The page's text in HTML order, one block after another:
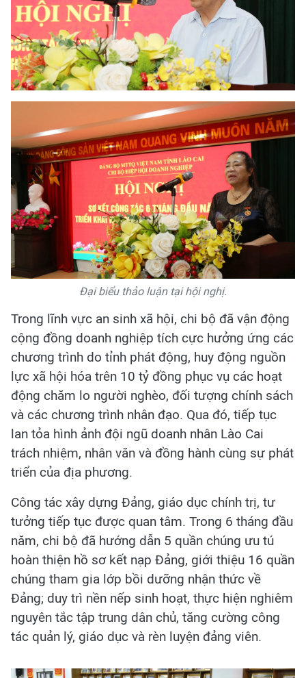
Đại biểu thảo luận tại hội nghị.
Trong lĩnh vực an sinh xã hội, chi bộ đã vận động
cộng đồng doanh nghiệp tích cực hưởng ứng các
chương trình do tỉnh phát động, huy động nguồn
lực xã hội hóa trên 10 tỷ đồng phục vụ các hoạt
động chăm lo người nghèo, đối tượng chính sách
và các chương trình nhân đạo. Qua đó, tiếp tục
lan tỏa hình ảnh đội ngũ doanh nhân Lào Cai
trách nhiệm, nhân văn và đồng hành cùng sự phát
triển của địa phương.
Công tác xây dựng Đảng, giáo dục chính trị, tư
tưởng tiếp tục được quan tâm. Trong 6 tháng đầu
năm, chi bộ đã hướng dẫn 5 quần chúng ưu tú
hoàn thiện hồ sơ kết nạp Đảng, giới thiệu 16 quần
chúng tham gia lớp bồi dưỡng nhận thức về
Đảng; duy trì nền nếp sinh hoạt, thực hiện nghiêm
nguyên tắc tập trung dân chủ, tăng cường công
tác quản lý, giáo dục và rèn luyện đảng viên.